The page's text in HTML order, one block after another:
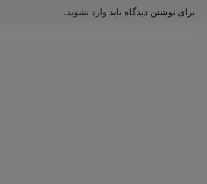
برای نوشتن دیدگاه باید وارد بشوید .